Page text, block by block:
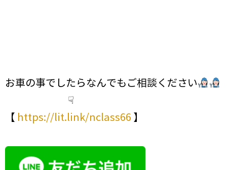
お車の事でしたらなんでもご相談ください
☟
【 https://lit.link/nclass66 】